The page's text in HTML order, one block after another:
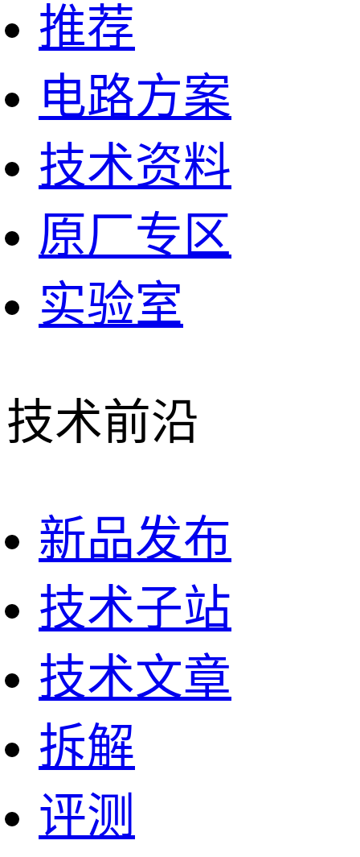
推荐
电路方案
技术资料
原厂专区
实验室
技术前沿
新品发布
技术子站
技术文章
拆解
评测